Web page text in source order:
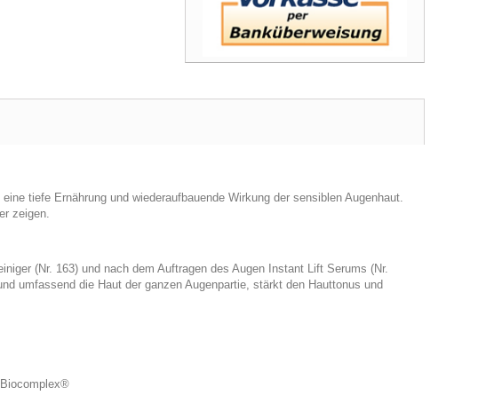
tiefe Ernährung und wiederaufbauende Wirkung der sensiblen Augenhaut.
zeigen.
(Nr. 163) und nach dem Auftragen des Augen Instant Lift Serums (Nr.
umfassend die Haut der ganzen Augenpartie, stärkt den Hauttonus und